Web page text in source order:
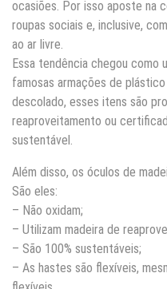
ocasiões. Por isso aposte na
roupas sociais e, inclusive,
ao ar livre.
Essa tendência chegou como
famosas armações de
descolado, esses itens são
reaproveitamento ou
sustentável.
Além disso, os óculos de
São eles:
– Não oxidam;
– Utilizam madeira de
– São 100% sustentáveis;
– As hastes são flexíveis,